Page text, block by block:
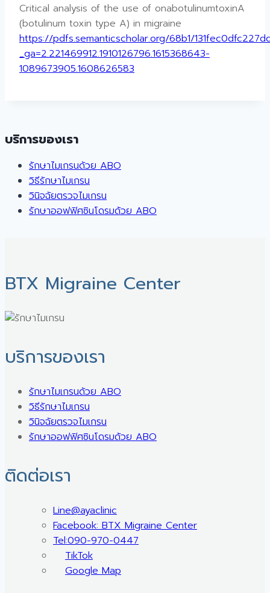
Critical analysis of the use of onabotulinumtoxinA
(botulinum toxin type A) in migraine
https://pdfs.semanticscholar.org/68b1/
_ga=2.221469912.1910126796.1615368643-
1089673905.1608626583
บริการของเรา
รักษาไมเกรนด้วย ABO
วิธีรักษาไมเกรน
วินิจฉัยตรวจไมเกรน
รักษาออฟฟิศซินโดรมด้วย ABO
BTX Migraine Center ㅤ
บริการของเรา
รักษาไมเกรนด้วย ABO
วิธีรักษาไมเกรน
วินิจฉัยตรวจไมเกรน
รักษาออฟฟิศซินโดรมด้วย ABO
ติดต่อเรา
Line@ayaclinic
Facebook: BTX Migraine Center
Tel:090-970-0447
TikTok
Google Map